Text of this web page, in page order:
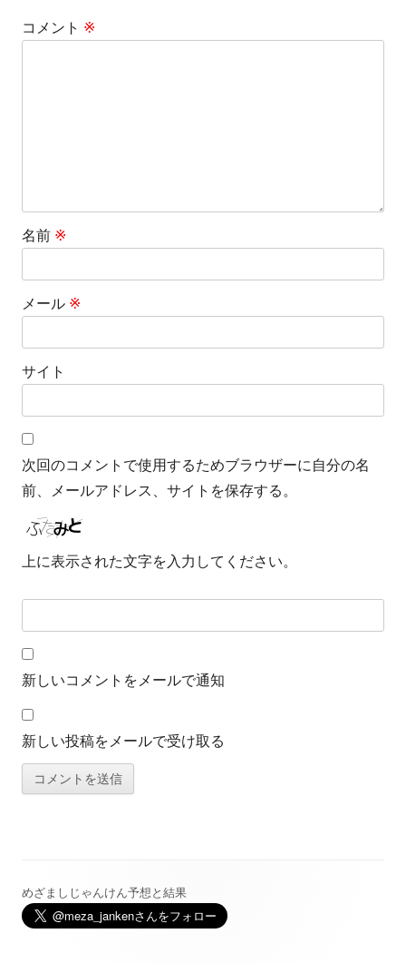
シ
コメント ※
名前 ※
メール ※
サイト
次回のコメントで使用するためブラウザーに自分の名
前、メールアドレス、サイトを保存する。
上に表示された文字を入力してください。
新しいコメントをメールで通知
新しい投稿をメールで受け取る
メ
めざましじゃんけん予想と結果